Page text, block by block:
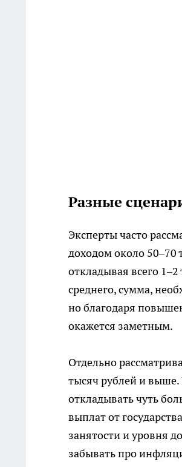
Разные
Эксперты часто
доходом около 50–70
откладывая всего
среднего, сумма,
но благодаря
окажется заметным.
Отдельно
тысяч рублей и
откладывать чуть
выплат от
занятости и уровня
забывать про